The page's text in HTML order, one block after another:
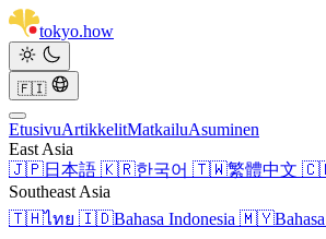
tokyo.how
🇫🇮
EtusivuArtikkelitMatkailuAsuminen
East Asia
🇯🇵日本語 🇰🇷한국어 🇹🇼繁體中文
Southeast Asia
🇹🇭ไทย 🇮🇩Bahasa Indonesia 🇲🇾